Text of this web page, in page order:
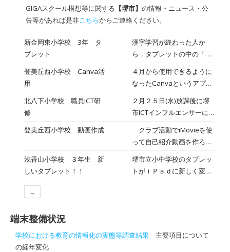
GIGAスクール構想等に関する 【堺市】 の情報・ニュース・公
告等があれば是非こちらからご連絡ください。
新金岡東小学校 3年 タ
ブレット
漢字学習が終わった人か
ら，タブレットの中の「Ｃ
て，名刺づくりをしていま
す。
登美丘西小学校 Canva活
用
４月から使用できるように
なったCanvaというアプリ
のアプリよりもできること
が多いので色々と活用が増
えていきそうです。こども
たちもワクワクしながら、
触っていました。 それと
同時にどういう場面で使え
るか、どのように使うのか
北八下小学校 職員ICT研
修
２月２５日(水)放課後に堺
市ICTインフルエンサーに
た。堺市教育委員会は，授
業でのICTの活用が広がる
ように，インフルエンサー
と呼ばれる先生方が様々な
った授業が始まっていま
登美丘西小学校 動画作成
クラブ活動でiMovieを使
って自己紹介動画を作ろう
室に戻った児童がクラスの
子たちと作ったり、説明し
用できそうです。
浅香山小学校 ３年生 新
しいタブレット！！
堺市立小中学校のタブレッ
トがｉＰａｄに新しく変更
た。これから操作に慣れて
どんどん活用していきまし
→
端末整備状況
学校における教育の情報化の実態等調査結果 主要項目について
の経年変化